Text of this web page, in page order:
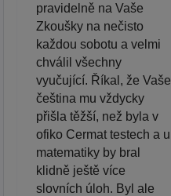
pravidelně na Vaše
Zkoušky na nečisto
každou sobotu a velmi
chválil všechny
vyučující. Říkal, že Vaše
čeština mu vždycky
přišla těžší, než byla v
ofiko Cermat testech a u
matematiky by bral
klidně ještě více
slovních úloh. Byl ale